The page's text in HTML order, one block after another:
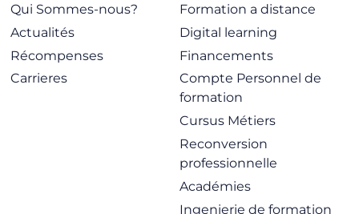
Qui Sommes-nous?
Actualités
Récompenses
Carrieres
Formation a distance
Digital learning
Financements
Compte Personnel de
formation
Cursus Métiers
Reconversion
professionnelle
Académies
Ingenierie de formation